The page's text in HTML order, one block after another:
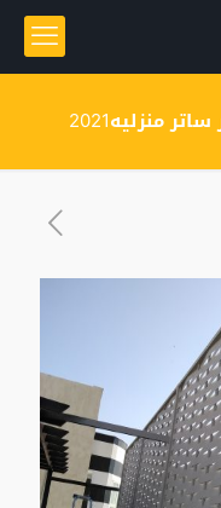
منزليه2021